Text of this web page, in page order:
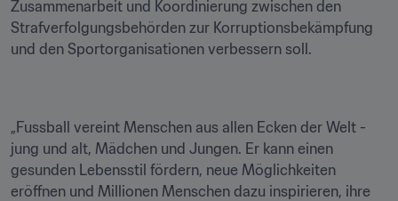
Zusammenarbeit und Koordinierung zwischen den
Strafverfolgungsbehörden zur Korruptionsbekämpfung
und den Sportorganisationen verbessern soll.
„Fussball vereint Menschen aus allen Ecken der Welt -
jung und alt, Mädchen und Jungen. Er kann einen
gesunden Lebensstil fördern, neue Möglichkeiten
eröffnen und Millionen Menschen dazu inspirieren, ihre